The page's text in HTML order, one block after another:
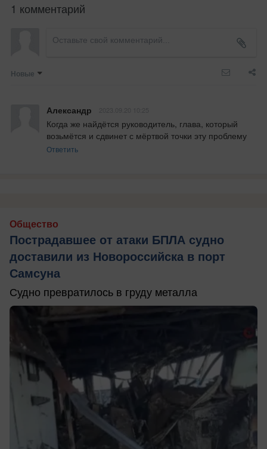
1 комментарий
Новые
Александр
Когда же найдётся руководитель, глава, который
возьмётся и сдвинет с мёртвой точки эту проблему
Ответить
Общество
Пострадавшее от атаки БПЛА судно
доставили из Новороссийска в порт
Самсуна
Судно превратилось в груду металла